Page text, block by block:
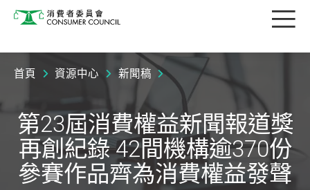
消費者委員會 目
首頁 資源中心 新聞稿
第23屆消費權益新聞報道獎
再創紀錄 42間機構逾370份
參賽作品齊為消費權益發聲